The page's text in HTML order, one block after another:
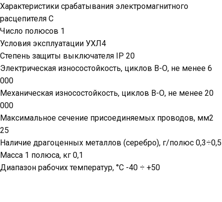
Характеристики срабатывания электромагнитного
расцепителя С
Число полюсов 1
Условия эксплуатации УХЛ4
Степень защиты выключателя IP 20
Электрическая износостойкость, циклов В-О, не менее 6
000
Механическая износостойкость, циклов В-О, не менее 20
000
Максимальное сечение присоединяемых проводов, мм2
25
Наличие драгоценных металлов (серебро), г/полюс 0,3÷0,5
Масса 1 полюса, кг 0,1
Диапазон рабочих температур, °С -40 ÷ +50